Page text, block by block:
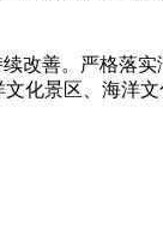
改善。严格落
化景区、海洋